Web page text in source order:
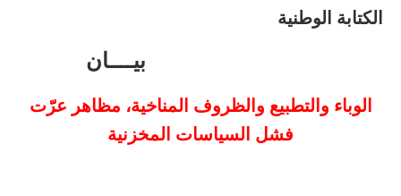
الكتابة الوطنية
بيــــان
الوباء والتطبيع والظروف المناخية، مظاهر عرّت
فشل السياسات المخزنية